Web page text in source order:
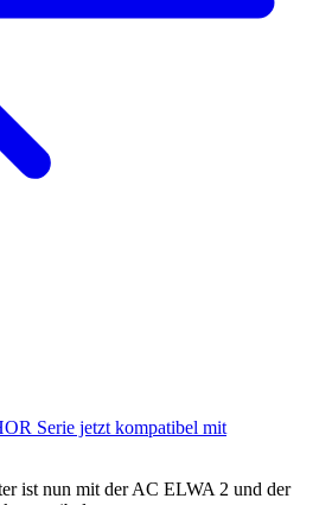
Serie jetzt kompatibel mit
ist nun mit der AC ELWA 2 und der